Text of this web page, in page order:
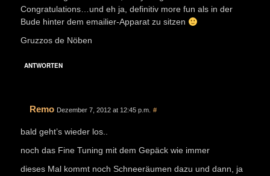
Congratulations…und eh ja, definitiv more fun als in der
Bude hinter dem emailier-Apparat zu sitzen
Gruzzos de Nöben
ANTWORTEN
Remo Dezember 7, 2012 at 12:45 p.m. #
bald geht’s wieder los..
noch das Fine Tuning mit dem Gepäck wie immer
dieses Mal kommt noch Schneeräumen dazu und dann, ja